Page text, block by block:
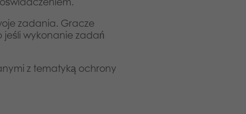
zadania. Gracze
jeśli wykonanie zadań
z tematyką ochrony